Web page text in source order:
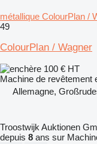
métallique ColourPlan /
49
ColourPlan / Wagner
100 € HT
Machine de revêtement
Allemagne,
Troostwijk Auktionen
depuis 8 ans sur